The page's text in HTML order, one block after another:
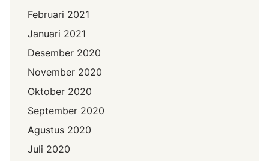
Februari 2021
Januari 2021
Desember 2020
November 2020
Oktober 2020
September 2020
Agustus 2020
Juli 2020